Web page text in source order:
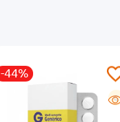
-44%
G